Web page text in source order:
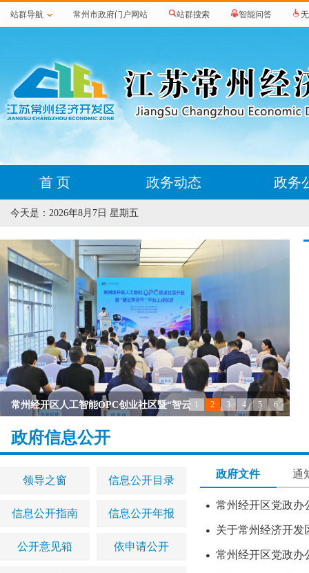
站群导航 常州市政府门户网站 站群搜索 智能问答
首 页 政务动态 政务
今天是： 2026年8月7日 星期五
常州经开区召开党工委（扩大）会议
null
常州经开区人工智能OPC创业社区暨“智云
null区领导督查支流支浜消劣整治工作
null
区领导调研太湖综合治理和水环境保护工
null
常州经开区召开庆祝中国共产党成立105周
null
常州经开区举行“今天我来讲”“优化营
null
1 2 3 4 5 6
政府信息公开
领导之窗 信息公开目录
信息公开指南 信息公开年报
公开意见箱 依申请公开
政府文件 通
常州经开区党政办
关于常州经济开发
常州经开区党政办